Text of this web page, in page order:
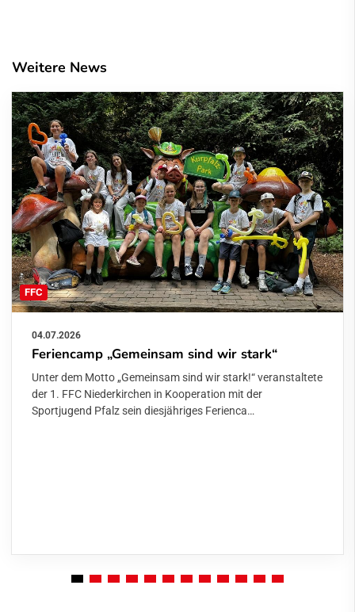
Weitere News
FFC
04.07.2026
Feriencamp „Gemeinsam sind wir stark“
Unter dem Motto „Gemeinsam sind wir stark!“ veranstaltete
der 1. FFC Niederkirchen in Kooperation mit der
Sportjugend Pfalz sein diesjähriges Ferienca…